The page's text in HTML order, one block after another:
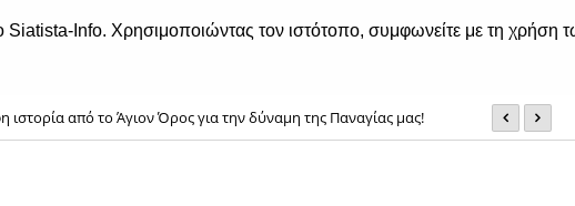
Siatista-Info. Χρησιμοποιώντας τον ιστότοπο, συμφωνείτε με τη χρήση
ιστορία από το Άγιον Όρος για την δύναμη της Παναγίας μας!